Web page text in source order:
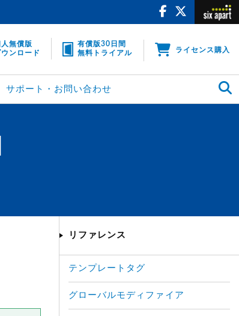
無償版
ウンロード
有償版30日間
無料トライアル
ライセンス購入
サポート・お問い合わせ
リファレンス
テンプレートタグ
グローバルモディファイア